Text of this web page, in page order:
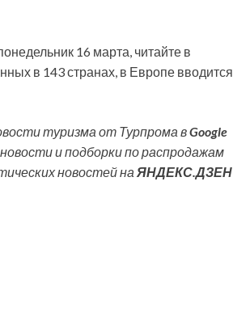
16 марта, читайте в
в 143 странах, в Европе вводится
туризма от Турпрома вGoogle
и подборки по распродажам
новостей на ЯНДЕКС.ДЗЕН